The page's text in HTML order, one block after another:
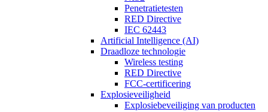
Penetratietesten
RED Directive
IEC 62443
Artificial Intelligence (AI)
Draadloze technologie
Wireless testing
RED Directive
FCC-certificering
Explosieveiligheid
Explosiebeveiliging van producten